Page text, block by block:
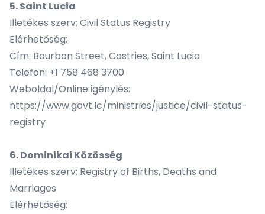
5. Saint Lucia
Illetékes szerv: Civil Status Registry
Elérhetőség:
Cím: Bourbon Street, Castries, Saint Lucia
Telefon: +1 758 468 3700
Weboldal/Online igénylés:
https://www.govt.lc/ministries/justice/civil-status-
registry
6. Dominikai Közösség
Illetékes szerv: Registry of Births, Deaths and
Marriages
Elérhetőség: